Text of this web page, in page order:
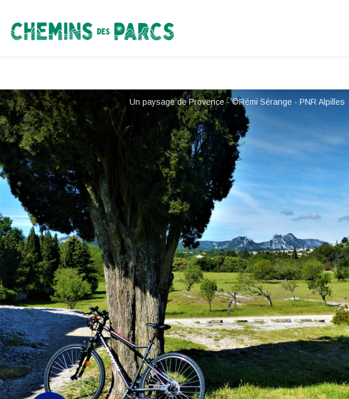
Chemins des Parcs
Un paysage de Provence - ©Rémi Sérange - PNR Alpilles